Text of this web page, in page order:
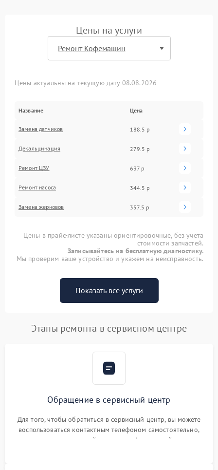
Цены на услуги
Цены актуальны на текущую дату 08.08.2026
Название Цена
Замена датчиков 188.5 р
Декальцинация 279.5 р
Ремонт ЦЗУ 637 р
Ремонт насоса 344.5 р
Замена жерновов 357.5 р
Цены в прайс-листе указаны ориентировочные, без учета
стоимости запчастей.
Записывайтесь на бесплатную диагностику.
Мы проверим ваше устройство и укажем на неисправность.
Показать все услуги
Этапы ремонта в сервисном центре
Обращение в сервисный центр
Для того, чтобы обратиться в сервисный центр, вы можете
воспользоваться контактным телефоном самостоятельно,
или оставить свой номер телефона на сайте